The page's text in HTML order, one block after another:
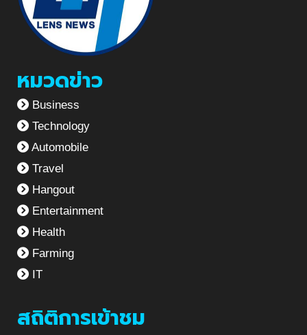
หมวดข่าว
Business
Technology
Automobile
Travel
Hangout
Entertainment
Health
Farming
IT
สถิติการเข้าชม